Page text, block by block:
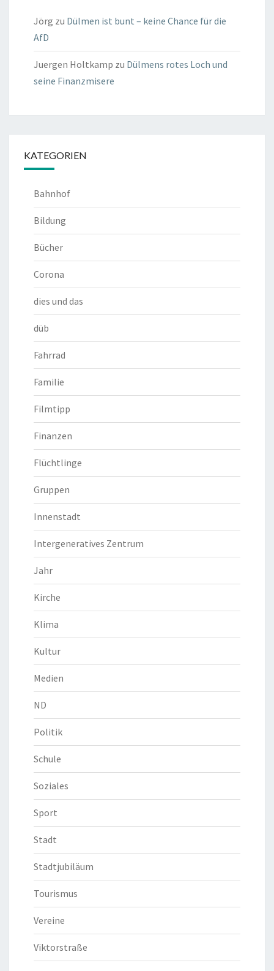
Jörg zu Dülmen ist bunt – keine Chance für die
AfD
Juergen Holtkamp zu Dülmens rotes Loch und
seine Finanzmisere
KATEGORIEN
Bahnhof
Bildung
Bücher
Corona
dies und das
düb
Fahrrad
Familie
Filmtipp
Finanzen
Flüchtlinge
Gruppen
Innenstadt
Intergeneratives Zentrum
Jahr
Kirche
Klima
Kultur
Medien
ND
Politik
Schule
Soziales
Sport
Stadt
Stadtjubiläum
Tourismus
Vereine
Viktorstraße